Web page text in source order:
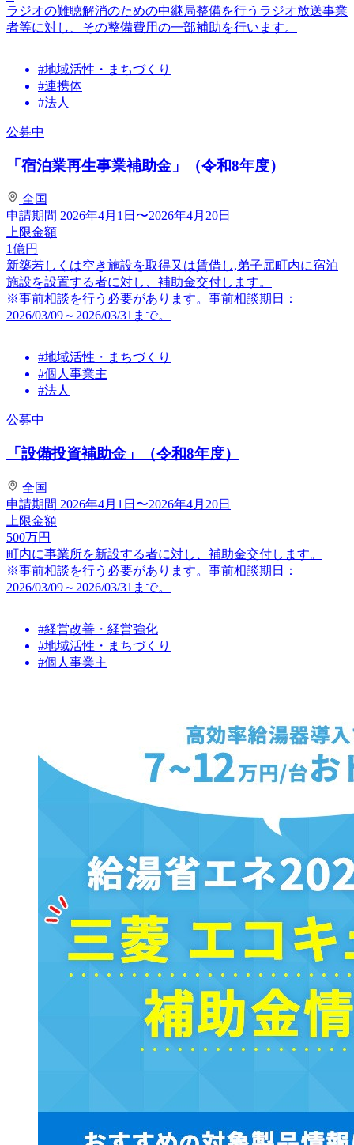
ラジオの難聴解消のための中継局整備を行うラジオ放送事業
者等に対し、その整備費用の一部補助を行います。
#地域活性・まちづくり
#連携体
#法人
公募中
「宿泊業再生事業補助金」（令和8年度）
全国
申請期間 2026年4月1日〜2026年4月20日
上限金額
1億円
新築若しくは空き施設を取得又は賃借し,弟子屈町内に宿泊
施設を設置する者に対し、補助金交付します。
※事前相談を行う必要があります。事前相談期日：
2026/03/09～2026/03/31まで。
#地域活性・まちづくり
#個人事業主
#法人
公募中
「設備投資補助金」（令和8年度）
全国
申請期間 2026年4月1日〜2026年4月20日
上限金額
500万円
町内に事業所を新設する者に対し、補助金交付します。
※事前相談を行う必要があります。事前相談期日：
2026/03/09～2026/03/31まで。
#経営改善・経営強化
#地域活性・まちづくり
#個人事業主